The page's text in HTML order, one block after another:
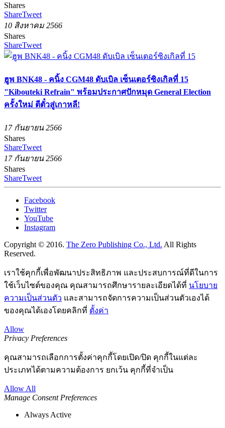
Shares
ShareTweet
10 สิงหาคม 2566
Shares
ShareTweet
ฮูพ BNK48 - คนิ้ง CGM48 ดับเบิล เซ็นเตอร์ซิงเกิลที่ 15
"Kibouteki Refrain" พร้อมประกาศปักหมุด General Election
ครั้งใหม่ ตีตั๋วสู่เกาหลี!
17 กันยายน 2566
Shares
ShareTweet
17 กันยายน 2566
Shares
ShareTweet
Facebook
Twitter
YouTube
Instagram
Copyright © 2016. The Zero Publishing Co., Ltd. All Rights
Reserved.
เราใช้คุกกี้เพื่อพัฒนาประสิทธิภาพ และประสบการณ์ที่ดีในการ
ใช้เว็บไซต์ของคุณ คุณสามารถศึกษารายละเอียดได้ที่ นโยบาย
ความเป็นส่วนตัว และสามารถจัดการความเป็นส่วนตัวเองได้
ของคุณได้เองโดยคลิกที่ ตั้งค่า
Allow
Privacy Preferences
คุณสามารถเลือกการตั้งค่าคุกกี้โดยเปิด/ปิด คุกกี้ในแต่ละ
ประเภทได้ตามความต้องการ ยกเว้น คุกกี้ที่จำเป็น
Allow All
Manage Consent Preferences
Always Active